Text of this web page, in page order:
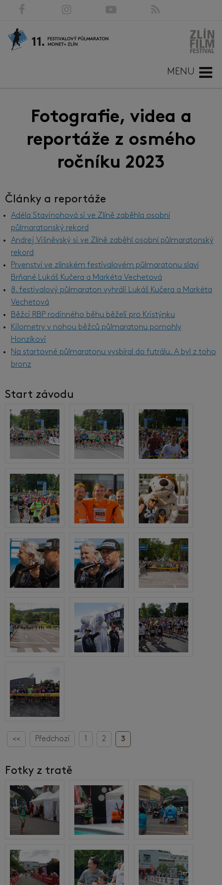
MENU
Fotografie, videa a
reportáže z osmého
ročníku 2023
Články a reportáže
Adéla Stavinohová si ve Zlíně zaběhla osobní
půlmaratonský rekord
Andrej Višněvský si ve Zlíně zaběhl osobní půlmaratonský
rekord
Prvenství ve zlínském festivalovém půlmaratonu slaví
Brňané Lukáš Kučera a Markéta Vechetová
8. festivalový půlmaraton vyhráli Lukáš Kučera a Markéta
Vechetová
Běžci RBP rodinného běhu běželi pro Kristýnku
Kilometry v nohou běžců půlmaratonu pomohly
Honzíkovi
Na startovné půlmaratonu vysbíral do futrálu. A byl z toho
bronz
Start závodu
<< Předchozí 1 2 3
Fotky z tratě